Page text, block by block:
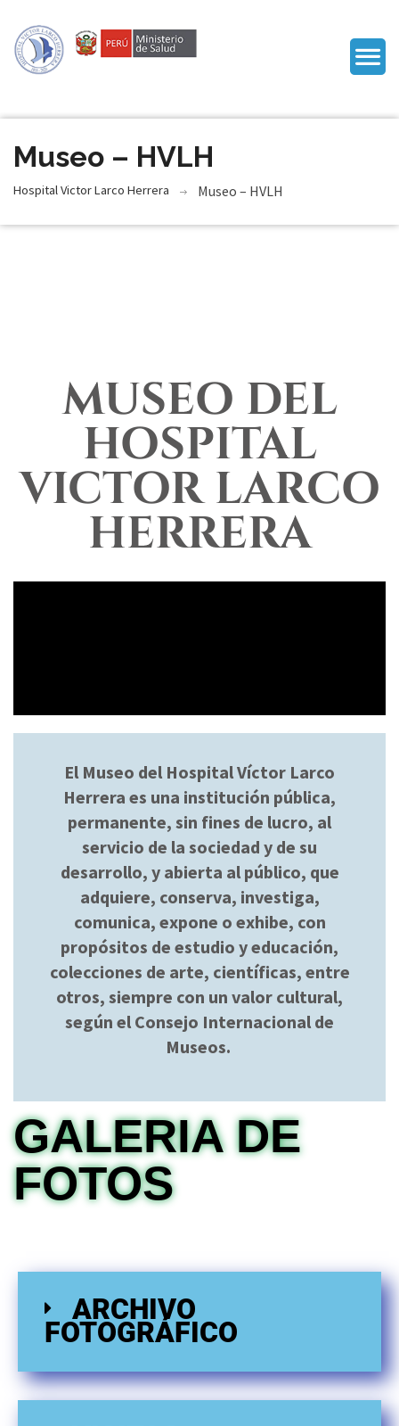
Museo – HVLH
Hospital Victor Larco Herrera Museo – HVLH
MUSEO DEL
HOSPITAL
VICTOR LARCO
HERRERA
El Museo del Hospital Víctor Larco
Herrera es una institución pública,
permanente, sin fines de lucro, al
servicio de la sociedad y de su
desarrollo, y abierta al público, que
adquiere, conserva, investiga,
comunica, expone o exhibe, con
propósitos de estudio y educación,
colecciones de arte, científicas, entre
otros, siempre con un valor cultural,
según el Consejo Internacional de
Museos.
GALERIA DE
FOTOS
ARCHIVO
FOTOGRÁFICO